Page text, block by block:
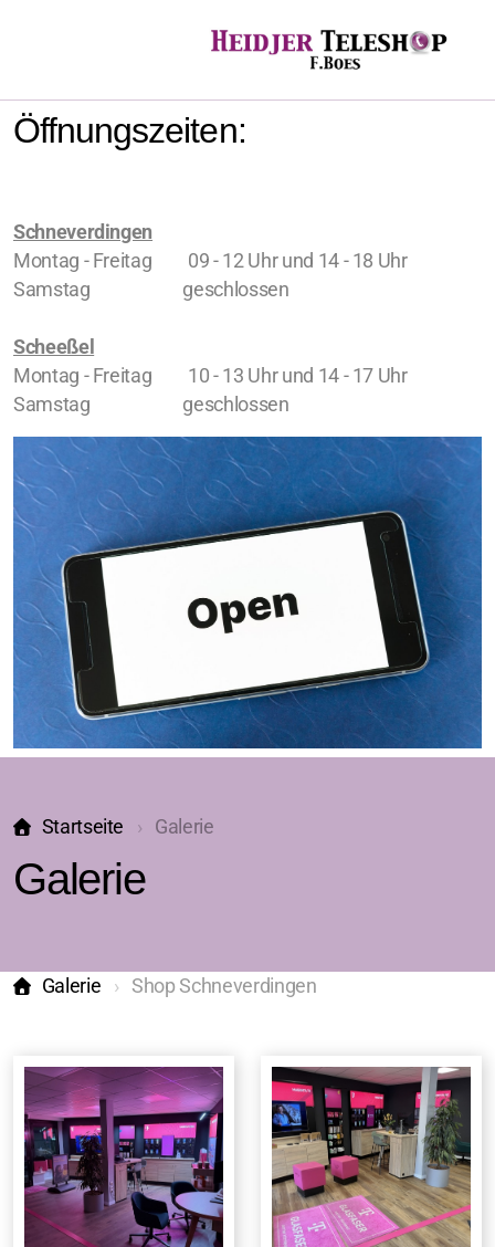
Öffnungszeiten:
Schneverdingen
Montag - Freitag 09 - 12 Uhr und 14 - 18 Uhr
Samstag geschlossen
Scheeßel
Montag - Freitag 10 - 13 Uhr und 14 - 17 Uhr
Samstag geschlossen
Startseite Galerie
Galerie
Galerie Shop Schneverdingen